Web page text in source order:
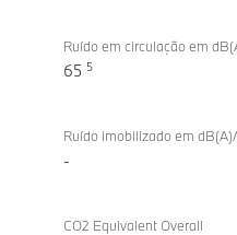
Ruído em circulação em
65 5
Ruído imobilizado em
-
CO2 Equivalent Overall